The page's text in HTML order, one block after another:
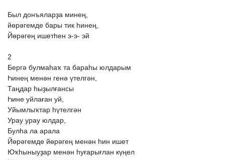
Был донъяларҙа минең,
йөрәгемде бары тик һинең,
Йөрәгең ишетһен э-э- эй
2
Бергә булмаһаҡ та бараһы юлдарым
Һинең менән генә үтелгән,
Таңдар һыҙылғансы
Һине уйлаған уй,
Уйымлыҡтар һүтелгән
Урау урау юлдар,
Булһа ла арала
Йөрәгемде йөрәгең менән һин ишет
Юҡһыныуҙар менән һуғарығлан күңел